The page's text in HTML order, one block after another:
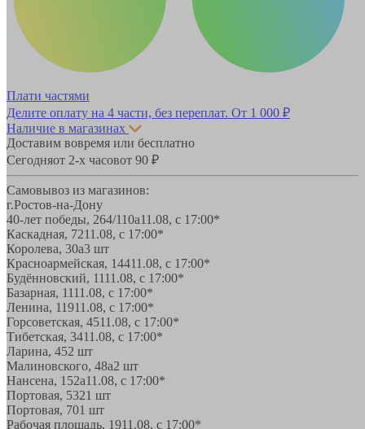
Плати частями
Делите оплату на 4 части, без переплат. От 1 000 ₽
Наличие в магазинах
Доставим вовремя или бесплатно
Сегодняот 2-х часовот 90 ₽
Самовывоз из магазинов:
г.Ростов-на-Дону
40-лет победы, 264/110а11.08, с 17:00*
Каскадная, 7211.08, с 17:00*
Королева, 30а3 шт
Красноармейская, 14411.08, с 17:00*
Будённовский, 1111.08, с 17:00*
Базарная, 1111.08, с 17:00*
Ленина, 11911.08, с 17:00*
Горсоветская, 4511.08, с 17:00*
Тибетская, 3411.08, с 17:00*
Ларина, 452 шт
Малиновского, 48а2 шт
Нансена, 152а11.08, с 17:00*
Портовая, 5321 шт
Портовая, 701 шт
Рабочая площадь, 1911.08, с 17:00*